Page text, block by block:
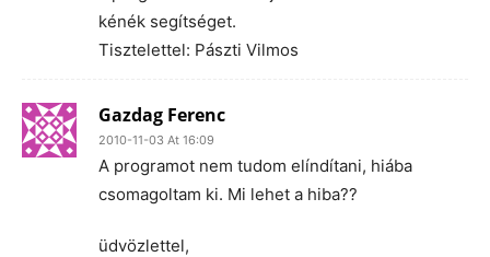
kénék segítséget.
Tisztelettel: Pászti Vilmos
Gazdag Ferenc
2010-11-03 At 16:09
A programot nem tudom elíndítani, hiába
csomagoltam ki. Mi lehet a hiba??
üdvözlettel,